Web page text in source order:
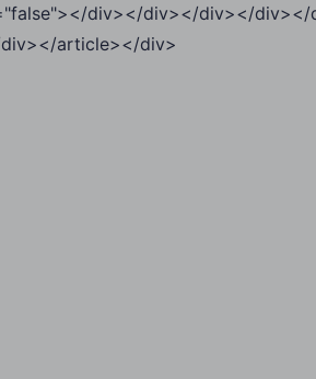
div></div></div></
article></div>